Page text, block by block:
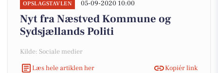
OPSLAGSTAVLEN 05-09-2020 10:00
Nyt fra Næstved Kommune og
Sydsjællands Politi
Kilde: Sociale medier
Læs hele artiklen her
Kopiér link